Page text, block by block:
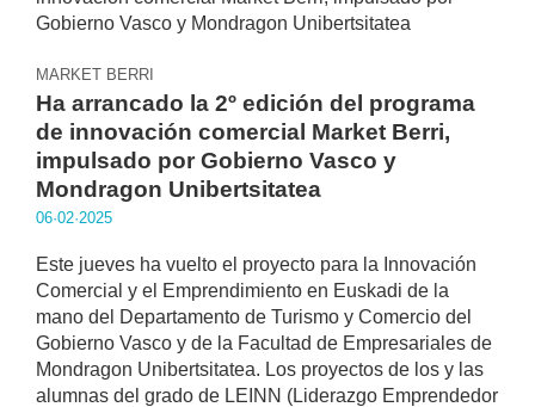
MARKET BERRI
Ha arrancado la 2º edición del programa
de innovación comercial Market Berri,
impulsado por Gobierno Vasco y
Mondragon Unibertsitatea
06·02·2025
Este jueves ha vuelto el proyecto para la Innovación
Comercial y el Emprendimiento en Euskadi de la
mano del Departamento de Turismo y Comercio del
Gobierno Vasco y de la Facultad de Empresariales de
Mondragon Unibertsitatea. Los proyectos de los y las
alumnas del grado de LEINN (Liderazgo Emprendedor